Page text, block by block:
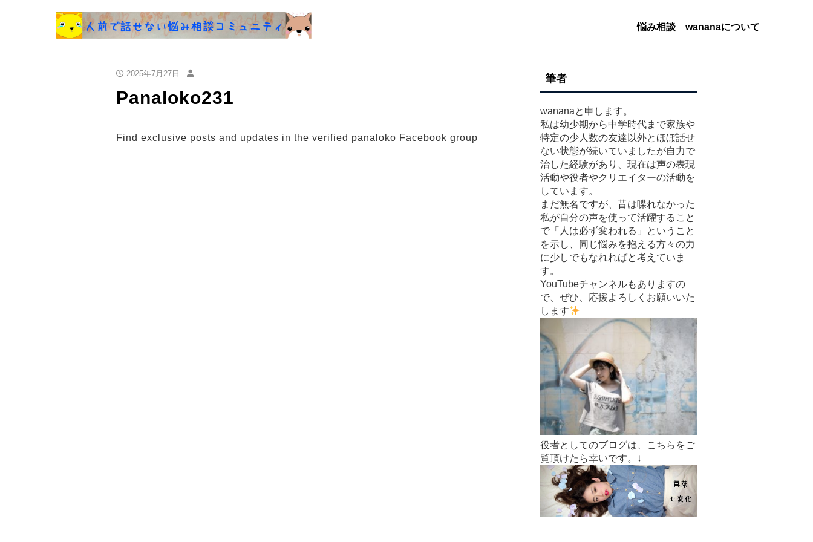
悩み相談 wananaについて
2025年7月27日
Panaloko231
Find exclusive posts and updates in the verified panaloko Facebook group
筆者
wananaと申します。
私は幼少期から中学時代まで家族や
特定の少人数の友達以外とほぼ話せ
ない状態が続いていましたが自力で
治した経験があり、現在は声の表現
活動や役者やクリエイターの活動を
しています。
まだ無名ですが、昔は喋れなかった
私が自分の声を使って活躍すること
で「人は必ず変われる」ということ
を示し、同じ悩みを抱える方々の力
に少しでもなれればと考えていま
す。
YouTubeチャンネルもありますの
で、ぜひ、応援よろしくお願いいた
します
役者としてのブログは、こちらをご
覧頂けたら幸いです。↓